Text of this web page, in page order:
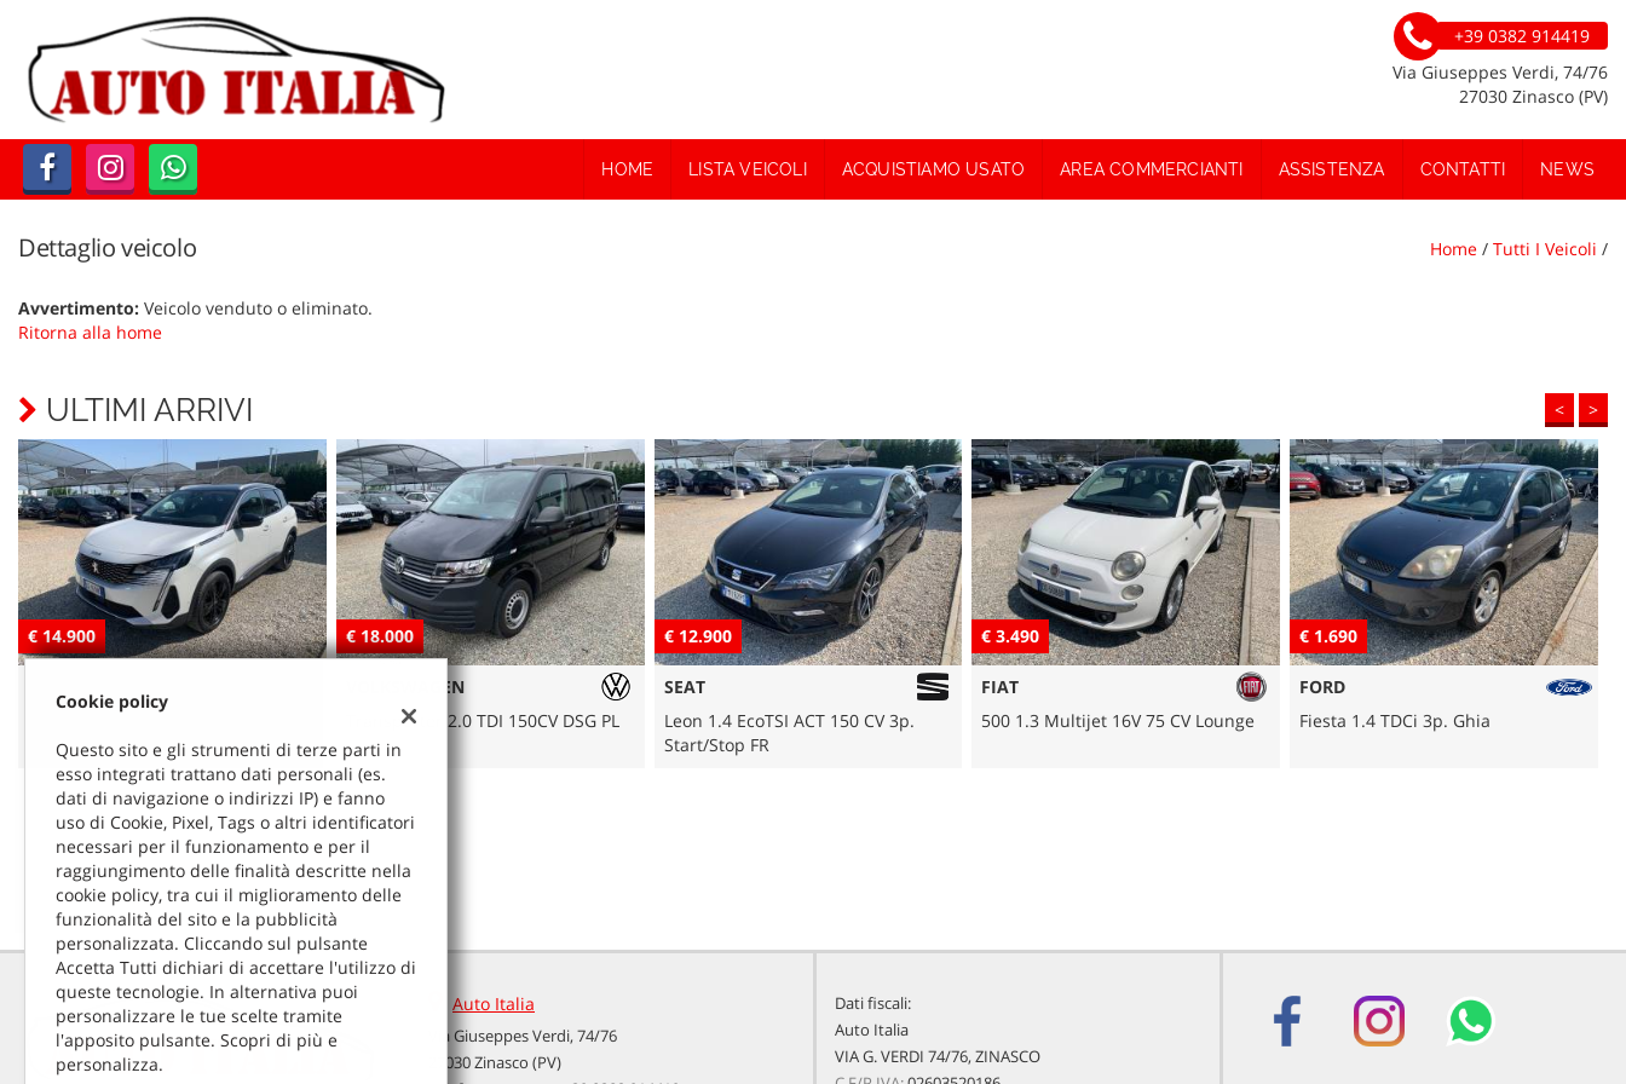
+39 0382 914419
Via Giuseppes Verdi, 74/76
27030 Zinasco (PV)
HOME LISTA VEICOLI ACQUISTIAMO USATO AREA COMMERCIANTI ASSISTENZA CONTATTI NEWS
Dettaglio veicolo Home / Tutti I Veicoli /
Avvertimento: Veicolo venduto o eliminato.
Ritorna alla home
ULTIMI ARRIVI < >
€ 14.900
3008 BlueHDi 130 S&S Allure Pack
€ 18.000
VOLKSWAGEN
Transporter 2.0 TDI 150CV DSG PL
€ 12.900
SEAT
Leon 1.4 EcoTSI ACT 150 CV 3p.
Start/Stop FR
€ 3.490
FIAT
500 1.3 Multijet 16V 75 CV Lounge
€ 1.690
FORD
Fiesta 1.4 TDCi 3p. Ghia
Auto Italia
Via Giuseppes Verdi, 74/76
27030 Zinasco (PV)
Dati fiscali:
Auto Italia
VIA G. VERDI 74/76, ZINASCO
Cookie policy
Questo sito e gli strumenti di terze parti in
esso integrati trattano dati personali (es.
dati di navigazione o indirizzi IP) e fanno
uso di Cookie, Pixel, Tags o altri identificatori
necessari per il funzionamento e per il
raggiungimento delle finalità descritte nella
cookie policy, tra cui il miglioramento delle
funzionalità del sito e la pubblicità
personalizzata. Cliccando sul pulsante
Accetta Tutti dichiari di accettare l'utilizzo di
queste tecnologie. In alternativa puoi
personalizzare le tue scelte tramite
l'apposito pulsante. Scopri di più e
personalizza.
Le
tue
preferenze
di
consenso
Il
pannello
ti
di
esprimere
preferenze
consenso
alle
tecnologie
di
tracciamento
che
adottiamo
per
offrire
funzionalità
svolgere
attività
seguito
descritte.
ottenere
maggiori
informazioni
sull'utilità
funzionamento
Leggi
la